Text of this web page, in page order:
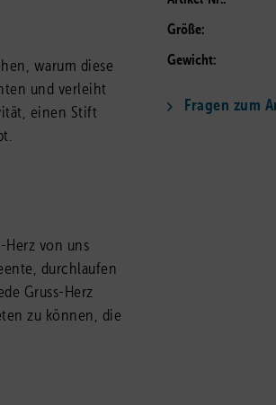
warum diese
und verleiht
einen Stift
Herz von uns
durchlaufen
Gruss-Herz
zu können, die
Größe:
Gewicht:
Fragen zum